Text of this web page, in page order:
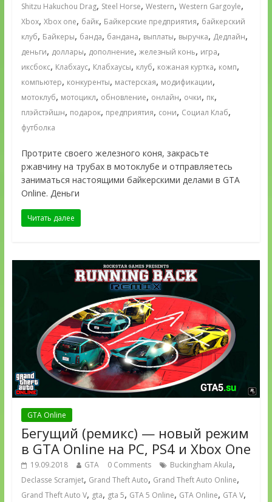
Shitzu Hakuchou Drag, Steel Horse, Western, Western Gargoyle,
Xbox, Xbox one, байк, Байкерские предприятия, байкерский
клуб, Байкеры, банда, бандана, выплаты, выручка, Дедлайн,
деньги, доллары, дополнение, железный конь, игра,
иксбокс, Клабхаус, Клабхаусы, клуб, кожаная куртка, комп,
компьютер, конкуренты, мастерская, модификации,
мотоклуб, мотоцикл, обновление, онлайн, очки, пк,
плэйстэйшн, подарок, предприятия, сони, Социал Клаб,
футболка
Протрите своего железного коня, закрасьте
ржавчину на трубах в мотоклубе и отправляетесь
заниматься настоящими байкерскими делами в GTA
Online. Деньги
Читать далее
GTA Online
Бегущий (ремикс) — новый режим
в GTA Online на PC, PS4 и Xbox One
19.09.2018 GTA 0 Comments Buckingham Akula,
Declasse Scramjet, Grand Theft Auto, Grand Theft Auto Online,
Grand Theft Auto V, gta, gta 5, GTA 5 Online, GTA Online, GTA V,